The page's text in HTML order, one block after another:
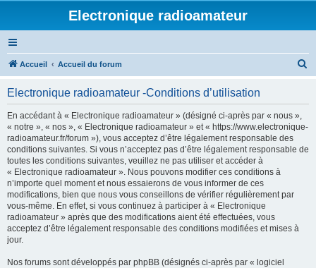
Electronique radioamateur
Accueil Accueil du forum
Electronique radioamateur -Conditions d’utilisation
En accédant à « Electronique radioamateur » (désigné ci-après par « nous »,
« notre », « nos », « Electronique radioamateur » et « https://www.electronique-
radioamateur.fr/forum »), vous acceptez d’être légalement responsable des
conditions suivantes. Si vous n’acceptez pas d’être légalement responsable de
toutes les conditions suivantes, veuillez ne pas utiliser et accéder à
« Electronique radioamateur ». Nous pouvons modifier ces conditions à
n’importe quel moment et nous essaierons de vous informer de ces
modifications, bien que nous vous conseillons de vérifier régulièrement par
vous-même. En effet, si vous continuez à participer à « Electronique
radioamateur » après que des modifications aient été effectuées, vous
acceptez d’être légalement responsable des conditions modifiées et mises à
jour.
Nos forums sont développés par phpBB (désignés ci-après par « logiciel